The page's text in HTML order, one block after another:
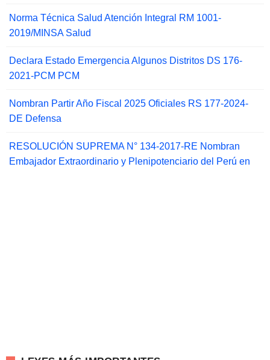
Norma Técnica Salud Atención Integral RM 1001-
2019/MINSA Salud
Declara Estado Emergencia Algunos Distritos DS 176-
2021-PCM PCM
Nombran Partir Año Fiscal 2025 Oficiales RS 177-2024-
DE Defensa
RESOLUCIÓN SUPREMA N° 134-2017-RE Nombran
Embajador Extraordinario y Plenipotenciario del Perú en